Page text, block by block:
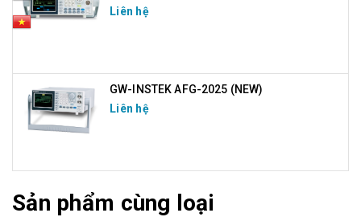
Liên hệ
GW-INSTEK AFG-2025 (NEW)
Liên hệ
Sản phẩm cùng loại